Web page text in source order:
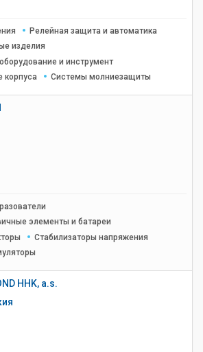
Релейная защита и автоматика
изделия
и инструмент
корпуса
Системы молниезащиты
элементы и батареи
Стабилизаторы напряжения
HHK, a.s.